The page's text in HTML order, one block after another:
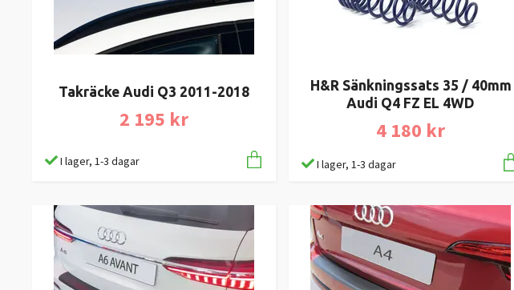
Takräcke Audi Q3 2011-2018
2 195 kr
I lager, 1-3 dagar
H&R Sänkningssats 35 / 40mm
Audi Q4 FZ EL 4WD
4 180 kr
I lager, 1-3 dagar